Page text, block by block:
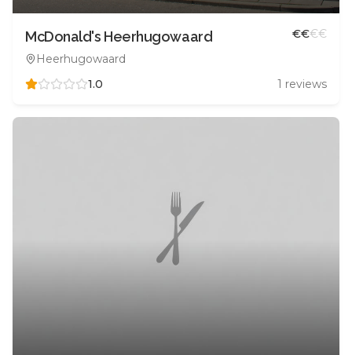
McDonald's Heerhugowaard
Heerhugowaard
€€€€
1.0 1 reviews